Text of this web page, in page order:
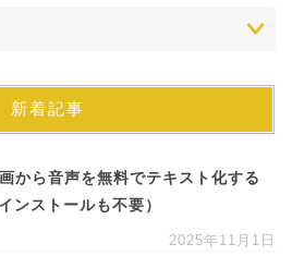
新着記事
から音声を無料でテキスト化する
ンストールも不要）
2025年11月1日